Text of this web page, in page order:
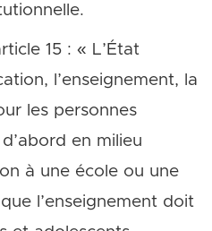
15 : « L’État
l’enseignement, la
les personnes
en milieu
à une école ou une
l’enseignement doit